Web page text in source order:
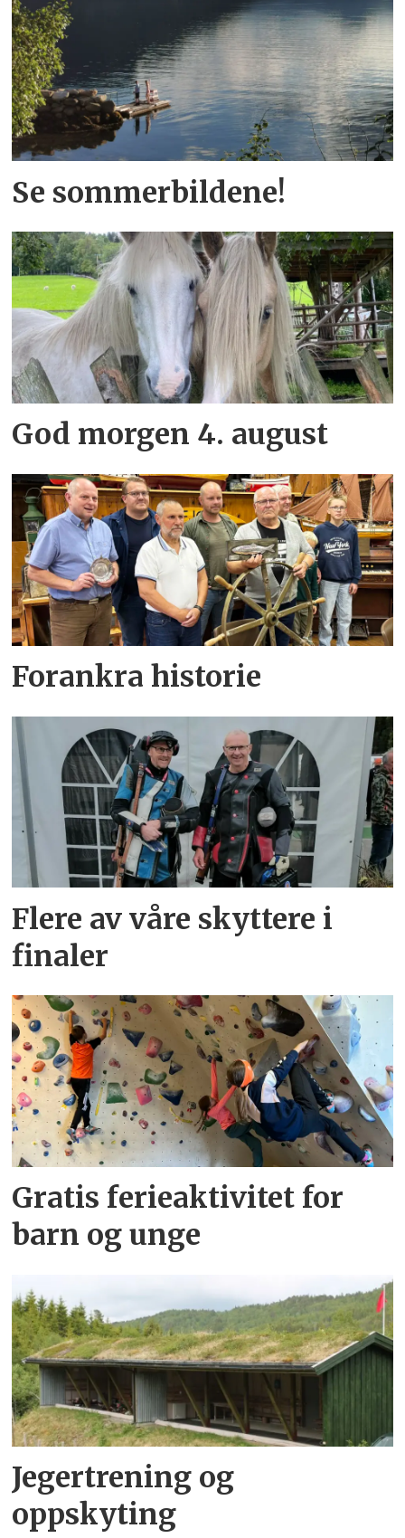
Se sommerbildene!
God morgen 4. august
Forankra historie
Flere av våre skyttere i
finaler
Gratis ferieaktivitet for
barn og unge
Jegertrening og
oppskyting